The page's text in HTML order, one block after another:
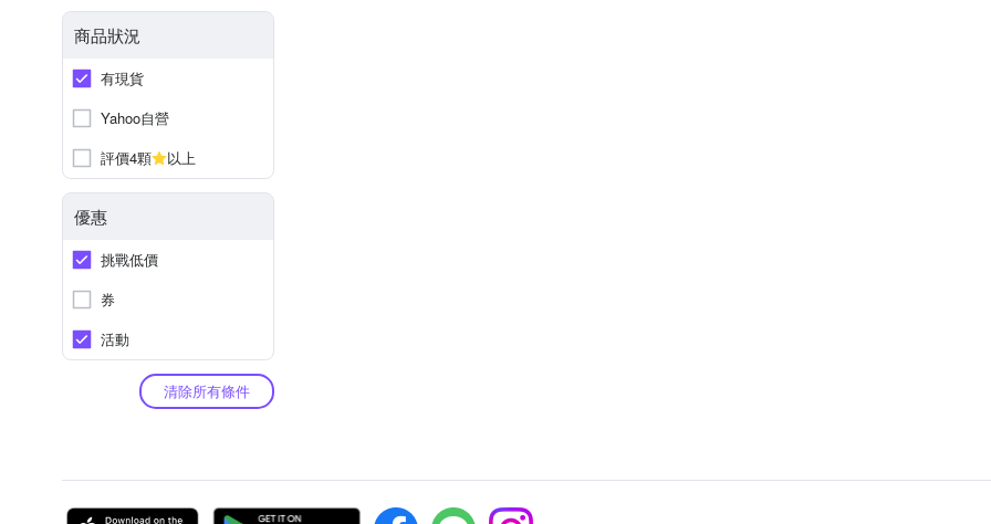
商品狀況
有現貨
Yahoo自營
評價4顆
以上
優惠
挑戰低價
券
活動
清除所有條件